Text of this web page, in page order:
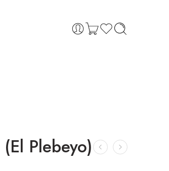
Plebeyo)